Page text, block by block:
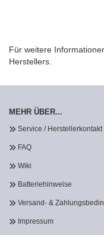
Für weitere
Herstellers.
MEHR ÜBER...
Service / Herstellerkontakt
FAQ
Wiki
Batteriehinweise
Versand- &
Impressum